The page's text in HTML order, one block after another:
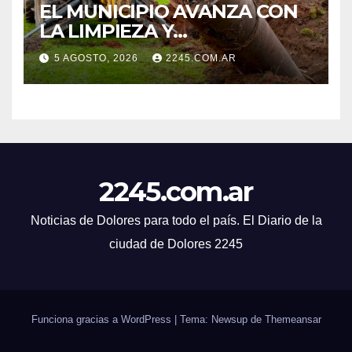
EL MUNICIPIO AVANZA CON
LA LIMPIEZA Y
MANTENIMIENTO DE
DESAGÜES
5 AGOSTO, 2026 2245.COM.AR
2245.com.ar
Noticias de Dolores para todo el país. El Diario de la
ciudad de Dolores 2245
Funciona gracias a WordPress Tema: Newsup de Themeansar